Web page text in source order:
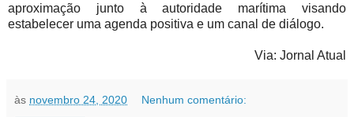
aproximação junto à autoridade marítima visando
estabelecer uma agenda positiva e um canal de diálogo.
Via: Jornal Atual
às novembro 24, 2020 Nenhum comentário: